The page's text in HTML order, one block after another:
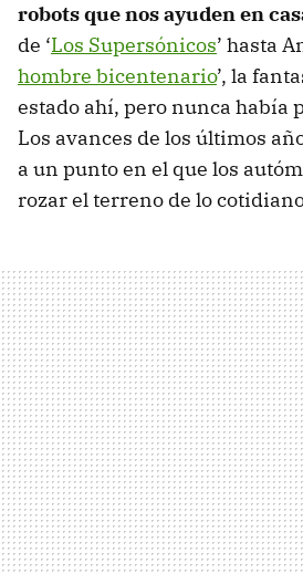
robots que nos ayuden en
de ‘Los Supersónicos’ hasta
hombre bicentenario’, la
estado ahí, pero nunca había
Los avances de los últimos
a un punto en el que los
rozar el terreno de lo